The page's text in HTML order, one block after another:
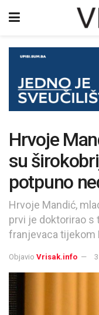
Hrvoje
su
potpuno
Hrvoje Mandić,
prvi je doktorirao s
franjevaca tijekom
Objavio Vrisak.info